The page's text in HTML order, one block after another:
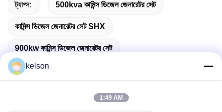
ট্যাগ্স: 500kva কামিন্স ডিজেল জেনারেটর সেট
কামিন্স ডিজেল জেনারেটর সেট SHX
900kw কামিন্স ডিজেল জেনারেটর সেট
kelson
1:49 AM